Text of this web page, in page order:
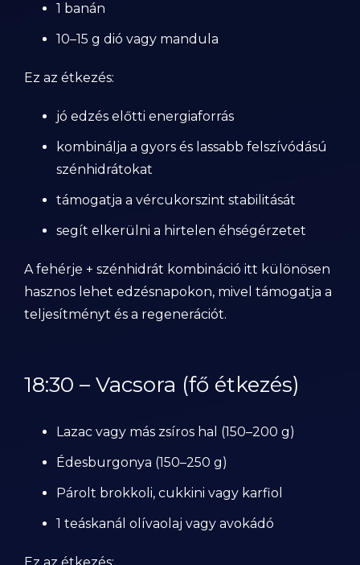
1 banán
10–15 g dió vagy mandula
Ez az étkezés:
jó edzés előtti energiaforrás
kombinálja a gyors és lassabb felszívódású
szénhidrátokat
támogatja a vércukorszint stabilitását
segít elkerülni a hirtelen éhségérzetet
A fehérje + szénhidrát kombináció itt különösen
hasznos lehet edzésnapokon, mivel támogatja a
teljesítményt és a regenerációt.
18:30 – Vacsora (fő étkezés)
Lazac vagy más zsíros hal (150–200 g)
Édesburgonya (150–250 g)
Párolt brokkoli, cukkini vagy karfiol
1 teáskanál olívaolaj vagy avokádó